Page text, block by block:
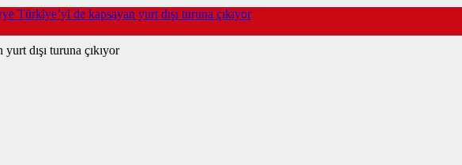
Türkiye’yi de kapsayan yurt dışı turuna çıkıyor